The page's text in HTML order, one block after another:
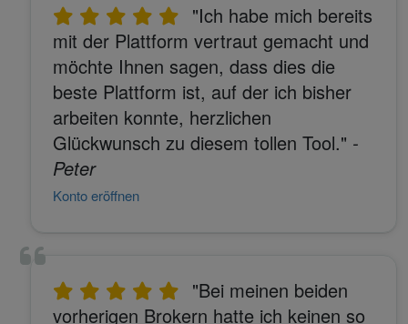
"Ich habe mich bereits
mit der Plattform vertraut gemacht und
möchte Ihnen sagen, dass dies die
beste Plattform ist, auf der ich bisher
arbeiten konnte, herzlichen
Glückwunsch zu diesem tollen Tool." -
Peter
Konto eröffnen
"Bei meinen beiden
vorherigen Brokern hatte ich keinen so